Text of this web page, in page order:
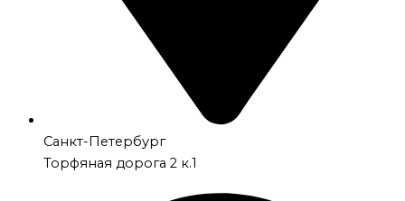
Санкт-Петербург
Торфяная дорога 2 к.1